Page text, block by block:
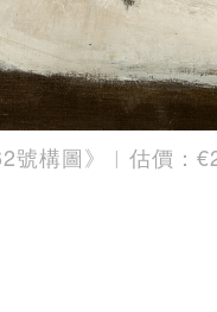
號構圖》︳估價：